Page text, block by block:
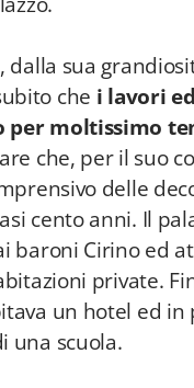
dalla sua
che i lavori
per moltissimo
che, per il suo
delle
cento anni. Il
baroni Cirino ed
private.
un hotel ed in
una scuola.